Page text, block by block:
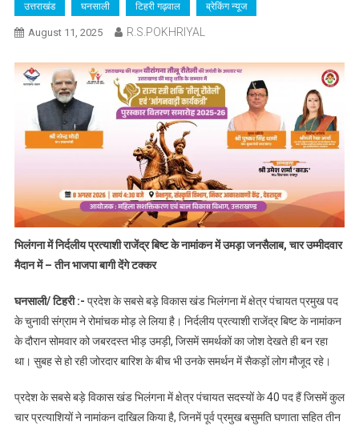
उत्तराखंड घनसाली टिहरी गढ़वाल ब्रेकिंग न्यूज
August 11, 2025 R.S.POKHRIYAL
भिलंगना में निर्दलीय प्रत्याशी राजेंद्र बिष्ट के नामांकन में उमड़ा जनसैलाब, चार उम्मीदवार
मैदान में – तीन भाजपा बागी देंगे टक्कर
घनसाली/ टिहरी :- प्रदेश के सबसे बड़े विकास खंड भिलंगना में क्षेत्र पंचायत प्रमुख पद
के चुनावी संग्राम ने रोमांचक मोड़ ले लिया है। निर्दलीय प्रत्याशी राजेंद्र बिष्ट के नामांकन
के दौरान सोमवार को जबरदस्त भीड़ उमड़ी, जिसमें समर्थकों का जोश देखते ही बन रहा
था। सुबह से हो रही जोरदार बारिश के बीच भी उनके समर्थन में सैकड़ों लोग मौजूद रहे।
प्रदेश के सबसे बड़े विकास खंड भिलंगना में क्षेत्र पंचायत सदस्यों के 40 पद हैं जिसमें कुल
चार प्रत्याशियों ने नामांकन दाखिल किया है, जिनमें पूर्व प्रमुख बसुमति घणाता सहित तीन